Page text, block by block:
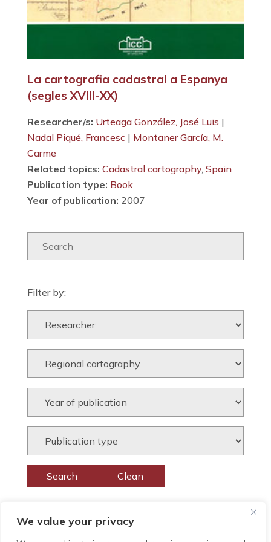
We value your privacy
La cartografia cadastral a Espanya
(segles XVIII-XX)
Researcher/s: Urteaga González, José Luis |
Nadal Piqué, Francesc | Montaner García, M.
Carme
Related topics: Cadastral cartography, Spain
Publication type: Book
Year of publication: 2007
Filter by: